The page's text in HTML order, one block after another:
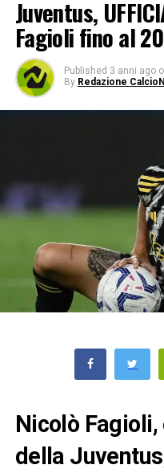
Juventus,
Fagioli fino al
Published 3 anni ago
By Redazione
Nicolò
della